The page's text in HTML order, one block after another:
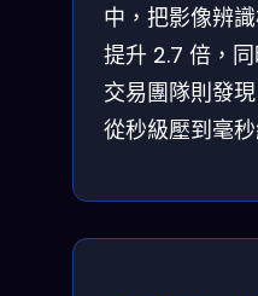
中，把影像辨
提升 2.7 倍，
交易團隊則發
從秒級壓到毫